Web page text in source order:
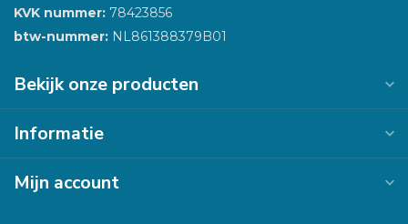
KVK nummer: 78423856
btw-nummer: NL861388379B01
Bekijk onze producten
Informatie
Mijn account